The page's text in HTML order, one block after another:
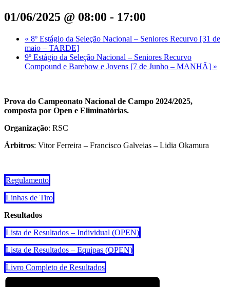
01/06/2025 @ 08:00 - 17:00
« 8º Estágio da Seleção Nacional – Seniores Recurvo [31 de
maio – TARDE]
9º Estágio da Seleção Nacional – Seniores Recurvo
Compound e Barebow e Jovens [7 de Junho – MANHÃ] »
Prova do Campeonato Nacional de Campo 2024/2025,
composta por Open e Eliminatórias.
Organização: RSC
Árbitros: Vitor Ferreira – Francisco Galveias – Lidia Okamura
Regulamento
Linhas de Tiro
Resultados
Lista de Resultados – Individual (OPEN)
Lista de Resultados – Equipas (OPEN)
Livro Completo de Resultados